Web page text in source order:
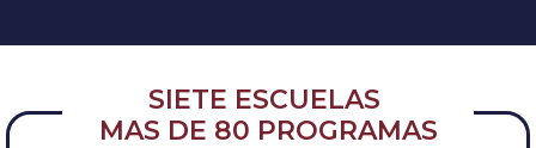
SIETE ESCUELAS
MAS DE 80 PROGRAMAS